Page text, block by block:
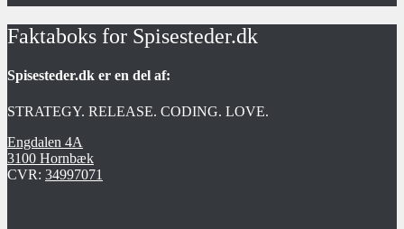
Faktaboks for Spisesteder.dk
Spisesteder.dk er en del af:
STRATEGY. RELEASE. CODING. LOVE.
Engdalen 4A
3100 Hornbæk
CVR: 34997071